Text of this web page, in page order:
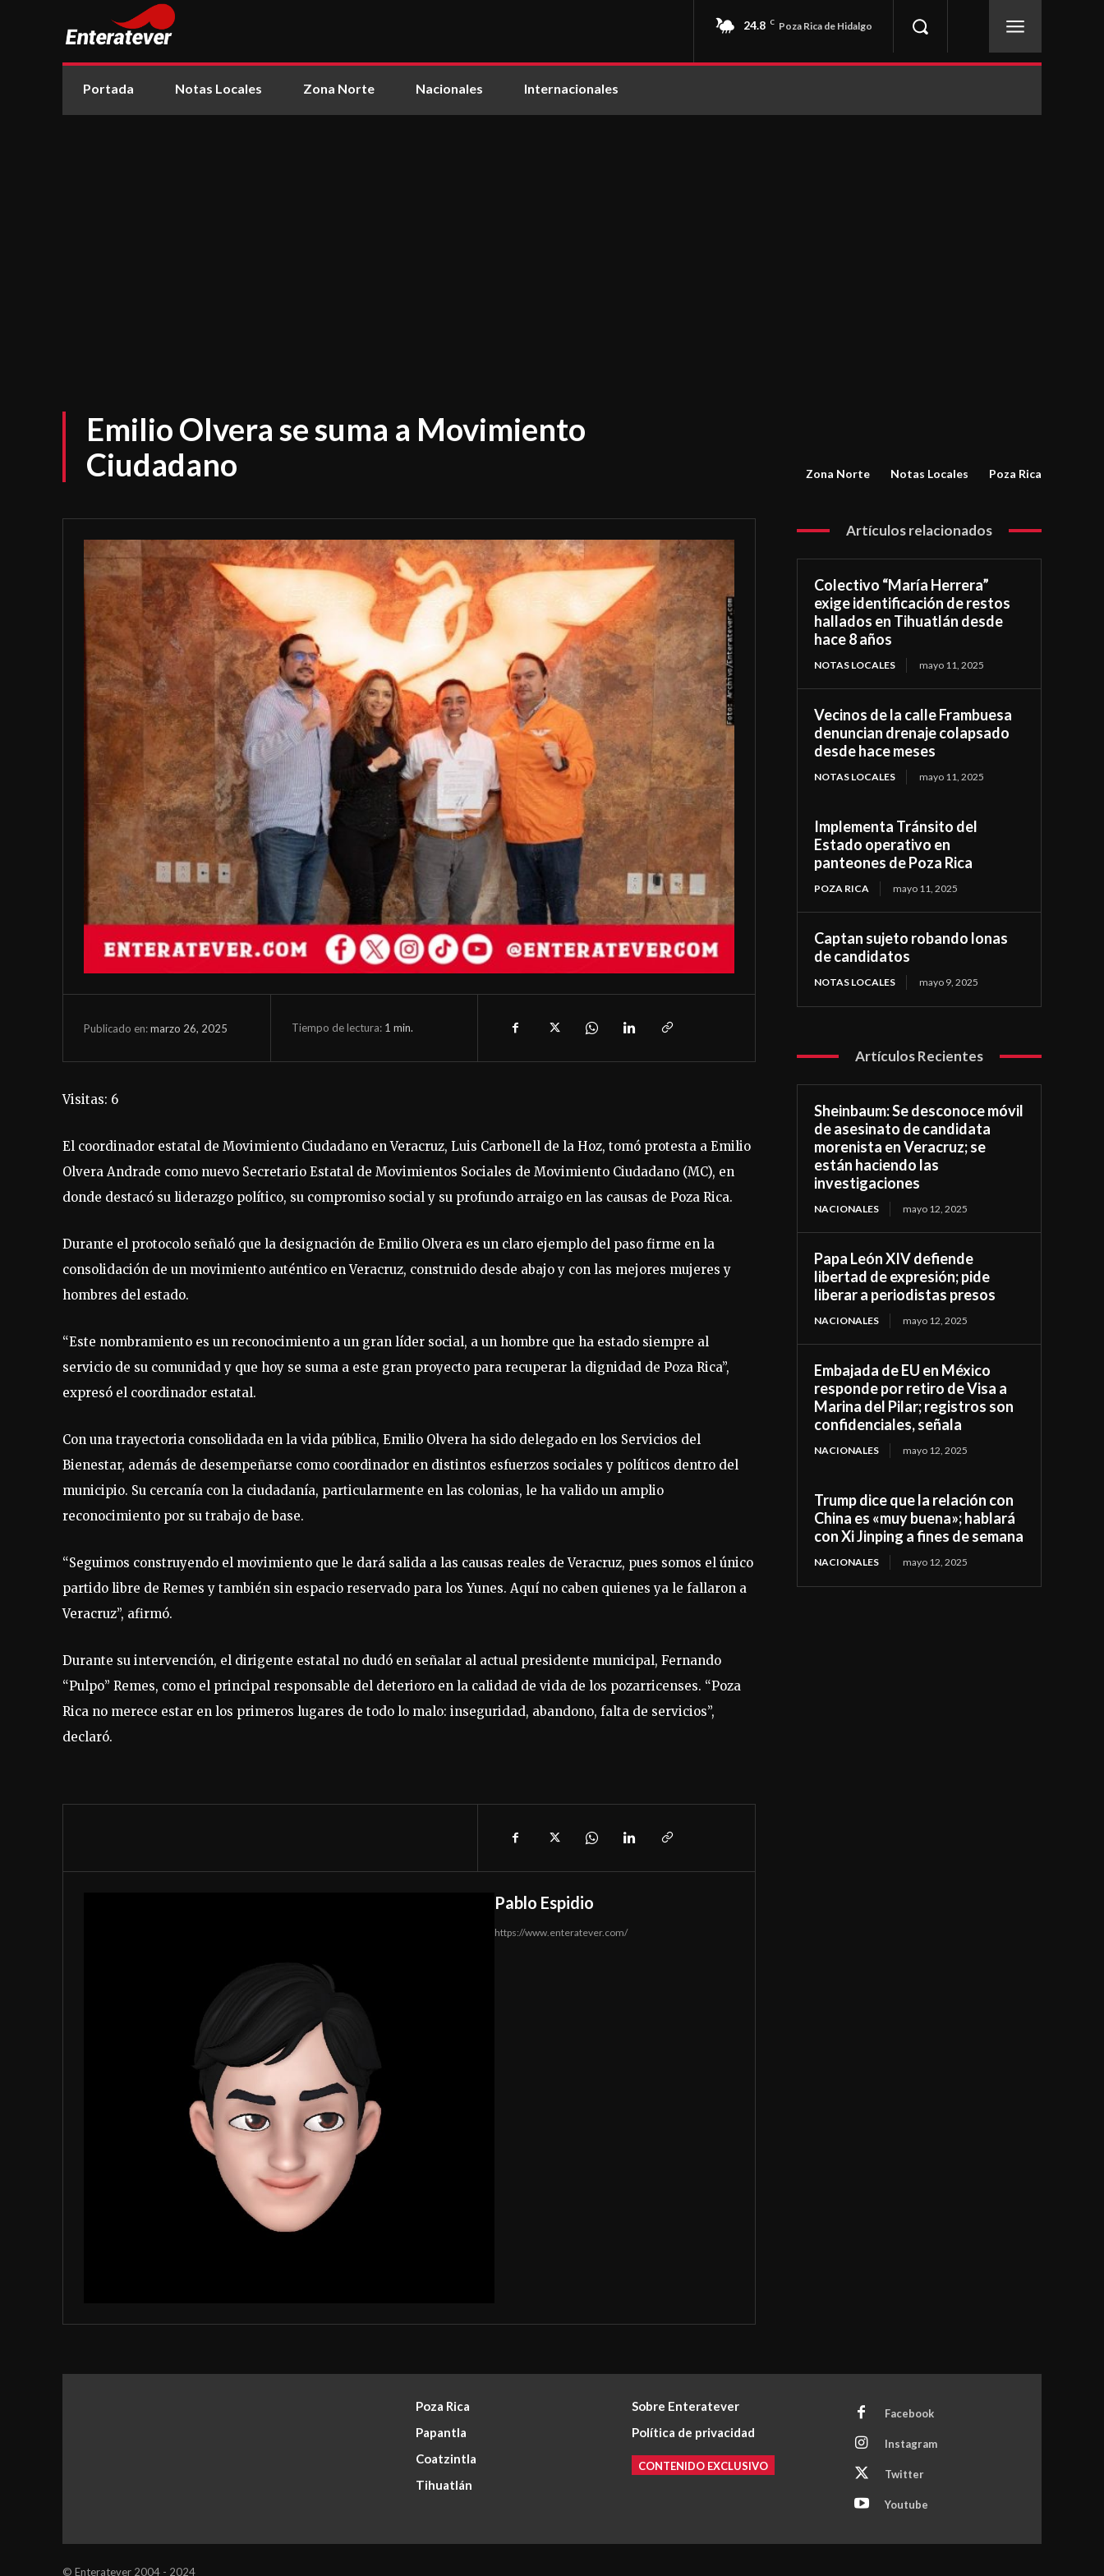
24.8 C Poza Rica de Hidalgo
Portada Notas Locales Zona Norte Nacionales Internacionales
Emilio Olvera se suma a Movimiento
Ciudadano
Zona Norte Notas Locales Poza Rica
Publicado en:marzo 26, 2025 Tiempo de lectura: 1 min.
Visitas: 6
El coordinador estatal de Movimiento Ciudadano en Veracruz, Luis Carbonell de la Hoz, tomó protesta a Emilio
Olvera Andrade como nuevo Secretario Estatal de Movimientos Sociales de Movimiento Ciudadano (MC), en
donde destacó su liderazgo político, su compromiso social y su profundo arraigo en las causas de Poza Rica.
Durante el protocolo señaló que la designación de Emilio Olvera es un claro ejemplo del paso firme en la
consolidación de un movimiento auténtico en Veracruz, construido desde abajo y con las mejores mujeres y
hombres del estado.
“Este nombramiento es un reconocimiento a un gran líder social, a un hombre que ha estado siempre al
servicio de su comunidad y que hoy se suma a este gran proyecto para recuperar la dignidad de Poza Rica”,
expresó el coordinador estatal.
Con una trayectoria consolidada en la vida pública, Emilio Olvera ha sido delegado en los Servicios del
Bienestar, además de desempeñarse como coordinador en distintos esfuerzos sociales y políticos dentro del
municipio. Su cercanía con la ciudadanía, particularmente en las colonias, le ha valido un amplio
reconocimiento por su trabajo de base.
“Seguimos construyendo el movimiento que le dará salida a las causas reales de Veracruz, pues somos el único
partido libre de Remes y también sin espacio reservado para los Yunes. Aquí no caben quienes ya le fallaron a
Veracruz”, afirmó.
Durante su intervención, el dirigente estatal no dudó en señalar al actual presidente municipal, Fernando
“Pulpo” Remes, como el principal responsable del deterioro en la calidad de vida de los pozarricenses. “Poza
Rica no merece estar en los primeros lugares de todo lo malo: inseguridad, abandono, falta de servicios”,
declaró.
Pablo Espidio
https://www.enteratever.com/
Artículos relacionados
Colectivo “María Herrera”
exige identificación de restos
hallados en Tihuatlán desde
hace 8 años
NOTAS LOCALES mayo 11, 2025
Vecinos de la calle Frambuesa
denuncian drenaje colapsado
desde hace meses
NOTAS LOCALES mayo 11, 2025
Implementa Tránsito del
Estado operativo en
panteones de Poza Rica
POZA RICA mayo 11, 2025
Captan sujeto robando lonas
de candidatos
NOTAS LOCALES mayo 9, 2025
Artículos Recientes
Sheinbaum: Se desconoce móvil
de asesinato de candidata
morenista en Veracruz; se
están haciendo las
investigaciones
NACIONALES mayo 12, 2025
Papa León XIV defiende
libertad de expresión; pide
liberar a periodistas presos
NACIONALES mayo 12, 2025
Embajada de EU en México
responde por retiro de Visa a
Marina del Pilar; registros son
confidenciales, señala
NACIONALES mayo 12, 2025
Trump dice que la relación con
China es «muy buena»; hablará
con Xi Jinping a fines de semana
NACIONALES mayo 12, 2025
Poza Rica
Papantla
Coatzintla
Tihuatlán
Sobre Enteratever
Política de privacidad
CONTENIDO EXCLUSIVO
Facebook
Instagram
Twitter
Youtube
© Enteratever 2004 - 2024